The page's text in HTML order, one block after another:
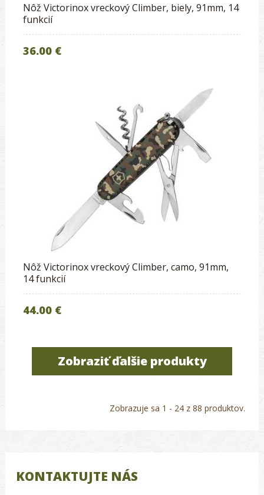
Nôž Victorinox vreckový Climber, biely, 91mm, 14
funkcií
36.00 €
Nôž Victorinox vreckový Climber, camo, 91mm,
14 funkcií
44.00 €
Zobraziť ďalšie produkty
Zobrazuje sa 1 - 24 z 88 produktov.
KONTAKTUJTE NÁS